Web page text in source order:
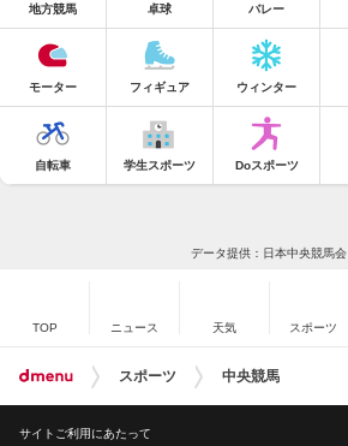
地方競馬 卓球 バレー
モーター フィギュア ウィンター
自転車 学生スポーツ Doスポーツ
データ提供：日本中央競馬会
TOP ニュース 天気 スポーツ
スポーツ 中央競馬
サイトご利用にあたって